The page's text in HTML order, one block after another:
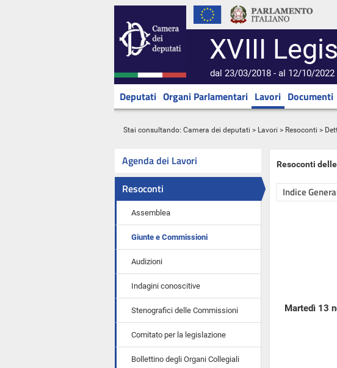
XVIII
dal 23/03/2018 - al 12/10/2022
Deputati Organi Parlamentari Lavori Documenti
Stai consultando: Camera dei deputati > Lavori > Resoconti >
Agenda dei Lavori
Resoconti
Assemblea
Giunte e Commissioni
Audizioni
Indagini conoscitive
Stenografici delle Commissioni
Comitato per la legislazione
Bollettino degli Organi Collegiali
Resoconti
Indice
Martedì 13